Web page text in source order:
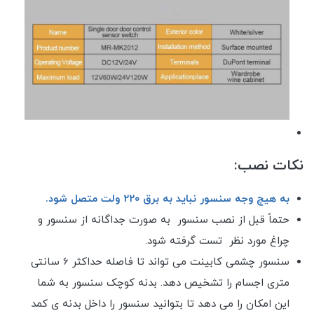
نکات نصب:
به هیچ وجه سنسور نباید به برق ۲۲۰ ولت متصل شود.
حتماً قبل از نصب سنسور به صورت جداگانه از سنسور و
چراغ مورد نظر تست گرفته شود.
سنسور چشمی کابینت می تواند تا فاصله حداکثر 6 سانتی
متری اجسام را تشخیص دهد. بدنه کوچک سنسور به شما
این امکان را می دهد تا بتوانید سنسور را داخل بدنه ی کمد